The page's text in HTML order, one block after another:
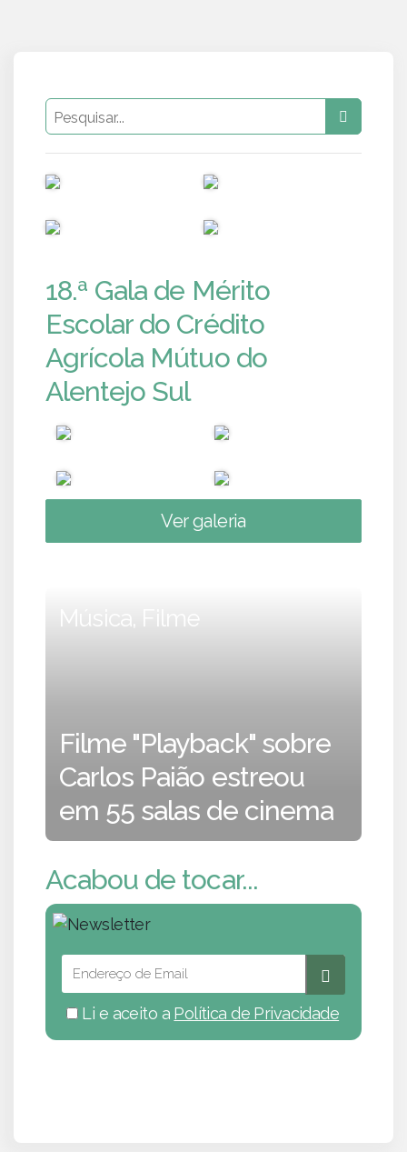
18.ª Gala de Mérito
Escolar do Crédito
Agrícola Mútuo do
Alentejo Sul
Ver galeria
Música, Filme
Filme "Playback" sobre
Carlos Paião estreou
em 55 salas de cinema
Acabou de tocar...
Li e aceito a Política de Privacidade